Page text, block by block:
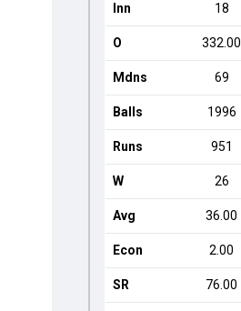
Inn 18
O 332.00
Mdns 69
Balls 1996
Runs 951
W 26
Avg 36.00
Econ 2.00
SR 76.00